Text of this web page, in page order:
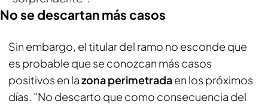
No se descartan más casos
Sin embargo, el titular del ramo no esconde que
es probable que se conozcan más casos
positivos en lazona perimetradaen los próximos
días. "No descarto que como consecuencia del